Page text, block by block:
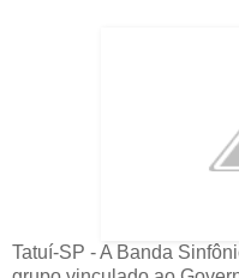
Tatuí-SP - A Banda